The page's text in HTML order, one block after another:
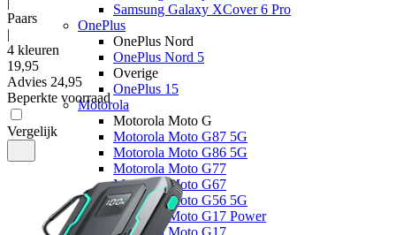
Samsung Galaxy XCover 6 Pro
OnePlus
OnePlus Nord
OnePlus Nord 5
Overige
OnePlus 15
Motorola
Motorola Moto G
Motorola Moto G87 5G
Motorola Moto G86 5G
Motorola Moto G77
Motorola Moto G67
Motorola Moto G56 5G
Motorola Moto G17 Power
Motorola Moto G17
Paars
|
4 kleuren
19,95
Advies 24,95
Beperkte voorraad
Vergelijk